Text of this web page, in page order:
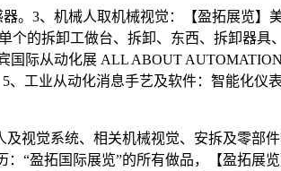
3、机械人取机械视觉：【盈拓展览】
的拆卸工做台、拆卸、东西、拆卸器具
际从动化展 ALL ABOUT
工业从动化消息手艺及软件：智能化仪
觉系统、相关机械视觉、安拆及零部
“盈拓国际展览”的所有做品，【盈拓展